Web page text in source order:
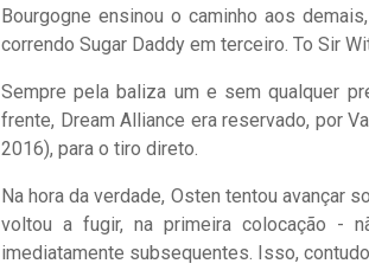
Bourgogne ensinou o caminho aos
correndo Sugar Daddy em terceiro. To Sir
Sempre pela baliza um e sem qualquer
frente, Dream Alliance era reservado, por
2016), para o tiro direto.
Na hora da verdade, Osten tentou avançar
voltou a fugir, na primeira colocação -
imediatamente subsequentes. Isso,